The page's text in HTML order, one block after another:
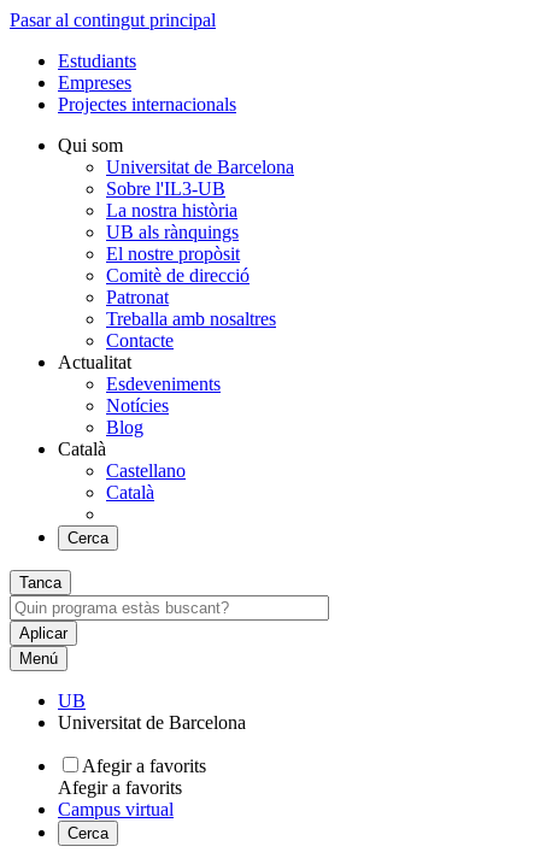
Pasar al contingut principal
Estudiants
Empreses
Projectes internacionals
Qui som
Universitat de Barcelona
Sobre l'IL3-UB
La nostra història
UB als rànquings
El nostre propòsit
Comitè de direcció
Patronat
Treballa amb nosaltres
Contacte
Actualitat
Esdeveniments
Notícies
Blog
Català
Castellano
Català
Cerca
Tanca
Menú
UB
Universitat de Barcelona
Afegir a favorits
Afegir a favorits
Campus virtual
Cerca